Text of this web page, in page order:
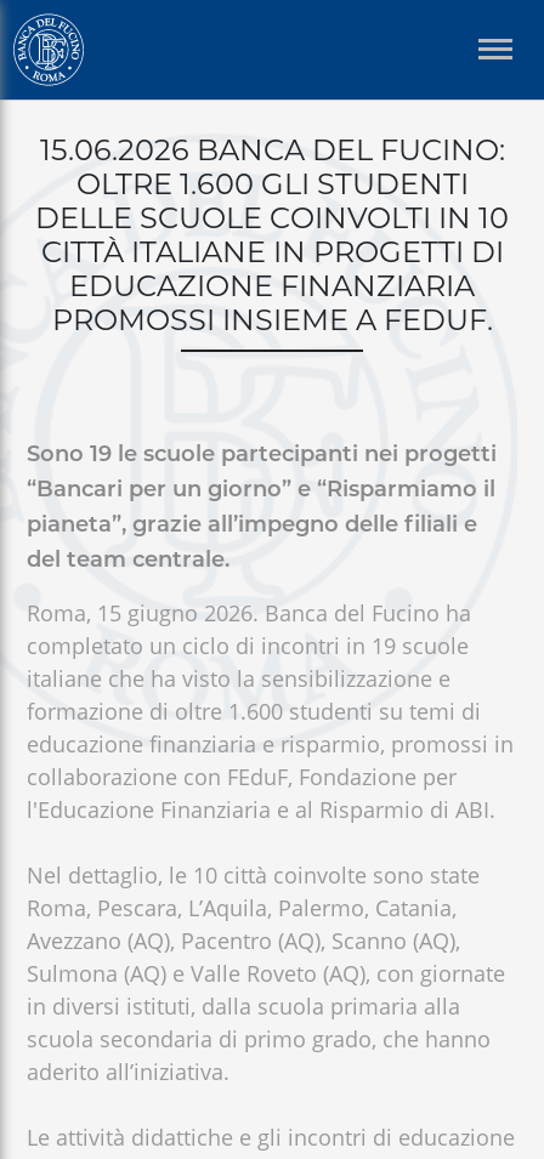
Welcome
to
All
in
Accessibility
reader.
screen
reader,
press
"Ctrl
This
shortcut
activates
the
screen
reader
navigate
and
interact
with
content.
Salta
al
contenuto
principale
pane
15.06.2026 BANCA DEL FUCINO:
OLTRE 1.600 GLI STUDENTI
DELLE SCUOLE COINVOLTI IN 10
CITTÀ ITALIANE IN PROGETTI DI
EDUCAZIONE FINANZIARIA
PROMOSSI INSIEME A FEDUF.
Sono 19 le scuole partecipanti nei progetti
“Bancari per un giorno” e “Risparmiamo il
pianeta”, grazie all’impegno delle filiali e
del team centrale.
Roma, 15 giugno 2026. Banca del Fucino ha
completato un ciclo di incontri in 19 scuole
italiane che ha visto la sensibilizzazione e
formazione di oltre 1.600 studenti su temi di
educazione finanziaria e risparmio, promossi in
collaborazione con FEduF, Fondazione per
l'Educazione Finanziaria e al Risparmio di ABI.
Nel dettaglio, le 10 città coinvolte sono state
Roma, Pescara, L’Aquila, Palermo, Catania,
Avezzano (AQ), Pacentro (AQ), Scanno (AQ),
Sulmona (AQ) e Valle Roveto (AQ), con giornate
in diversi istituti, dalla scuola primaria alla
scuola secondaria di primo grado, che hanno
aderito all’iniziativa.
Le attività didattiche e gli incontri di educazione